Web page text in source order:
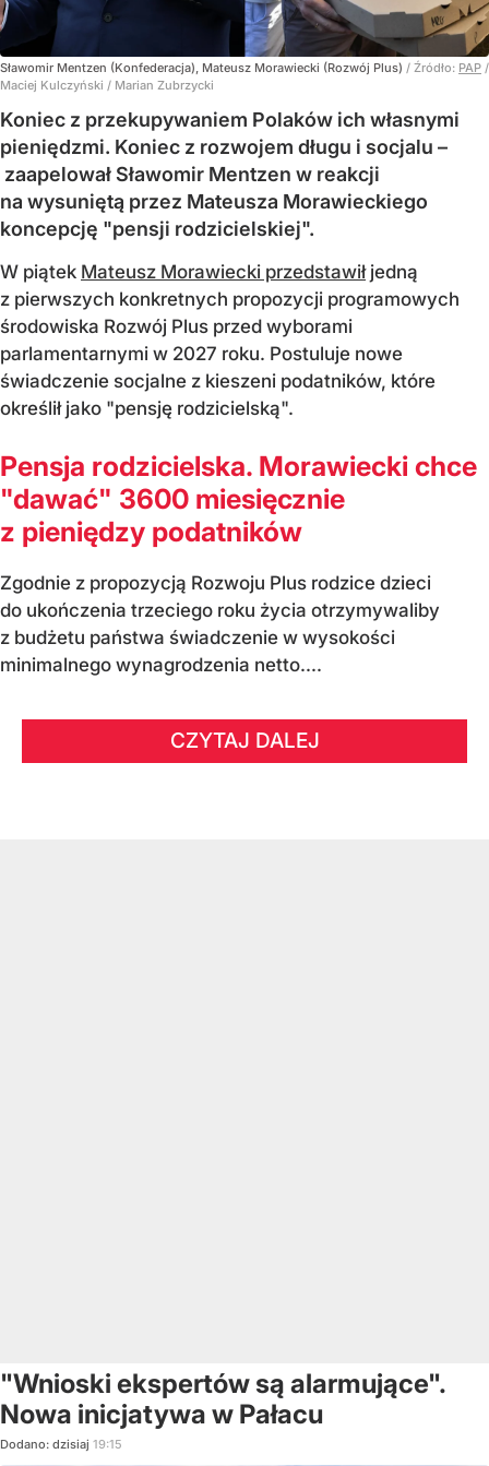
Sławomir Mentzen (Konfederacja), Mateusz Morawiecki (Rozwój Plus) / Źródło: PAP /
Maciej Kulczyński / Marian Zubrzycki
Koniec z przekupywaniem Polaków ich własnymi
pieniędzmi. Koniec z rozwojem długu i socjalu –
zaapelował Sławomir Mentzen w reakcji
na wysuniętą przez Mateusza Morawieckiego
koncepcję "pensji rodzicielskiej".
W piątek Mateusz Morawiecki przedstawiłjedną
z pierwszych konkretnych propozycji programowych
środowiska Rozwój Plus przed wyborami
parlamentarnymi w 2027 roku. Postuluje nowe
świadczenie socjalne z kieszeni podatników, które
określił jako "pensję rodzicielską".
Pensja rodzicielska. Morawiecki chce
"dawać" 3600 miesięcznie
z pieniędzy podatników
Zgodnie z propozycją Rozwoju Plus rodzice dzieci
do ukończenia trzeciego roku życia otrzymywaliby
z budżetu państwa świadczenie w wysokości
minimalnego wynagrodzenia netto....
CZYTAJ DALEJ
"Wnioski ekspertów są alarmujące".
Nowa inicjatywa w Pałacu
Dodano: dzisiaj 19:15